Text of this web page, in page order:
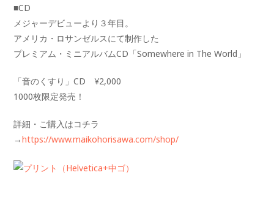
■CD
メジャーデビューより３年目。
アメリカ・ロサンゼルスにて制作した
プレミアム・ミニアルバムCD「Somewhere in The World」
「音のくすり」CD ¥2,000
1000枚限定発売！
詳細・ご購入はコチラ
→https://www.maikohorisawa.com/shop/